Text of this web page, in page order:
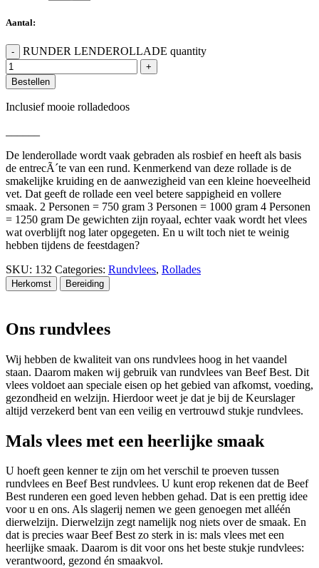
Aantal:
- RUNDER LENDEROLLADE quantity
+
Bestellen
Inclusief mooie rolladedoos
De lenderollade wordt vaak gebraden als rosbief en heeft als basis
de entrecÃ´te van een rund. Kenmerkend van deze rollade is de
smakelijke kruiding en de aanwezigheid van een kleine hoeveelheid
vet. Dat geeft de rollade een veel betere sappigheid en vollere
smaak. 2 Personen = 750 gram 3 Personen = 1000 gram 4 Personen
= 1250 gram De gewichten zijn royaal, echter vaak wordt het vlees
wat overblijft nog later opgegeten. En u wilt toch niet te weinig
hebben tijdens de feestdagen?
SKU: 132 Categories: Rundvlees, Rollades
Herkomst Bereiding
Ons rundvlees
Wij hebben de kwaliteit van ons rundvlees hoog in het vaandel
staan. Daarom maken wij gebruik van rundvlees van Beef Best. Dit
vlees voldoet aan speciale eisen op het gebied van afkomst, voeding,
gezondheid en welzijn. Hierdoor weet je dat je bij de Keurslager
altijd verzekerd bent van een veilig en vertrouwd stukje rundvlees.
Mals vlees met een heerlijke smaak
U hoeft geen kenner te zijn om het verschil te proeven tussen
rundvlees en Beef Best rundvlees. U kunt erop rekenen dat de Beef
Best runderen een goed leven hebben gehad. Dat is een prettig idee
voor u en ons. Als slagerij nemen we geen genoegen met alléén
dierwelzijn. Dierwelzijn zegt namelijk nog niets over de smaak. En
dat is precies waar Beef Best zo sterk in is: mals vlees met een
heerlijke smaak. Daarom is dit voor ons het beste stukje rundvlees:
verantwoord, gezond én smaakvol.